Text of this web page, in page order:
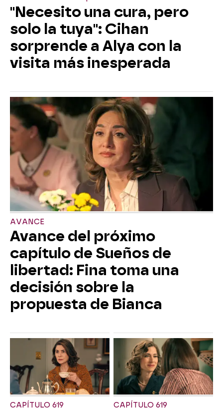
"Necesito una cura, pero
solo la tuya": Cihan
sorprende a Alya con la
visita más inesperada
AVANCE
Avance del próximo
capítulo de Sueños de
libertad: Fina toma una
decisión sobre la
propuesta de Bianca
CAPÍTULO 619 CAPÍTULO 619